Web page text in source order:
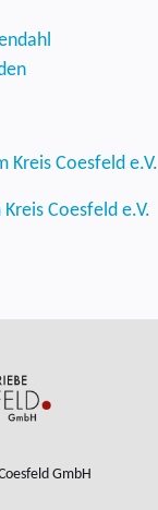
Kreis Coesfeld e.V.
Coesfeld e.V.
GmbH